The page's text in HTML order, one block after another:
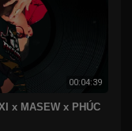
00:04:39
x MASEW x PHÚC